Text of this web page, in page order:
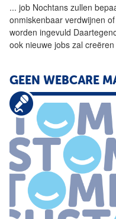
... job Nochtans zullen
onmiskenbaar verdwijnen
worden ingevuld
ook nieuwe jobs zal creëren
GEEN WEBCARE